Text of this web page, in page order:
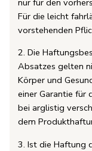
Für die leicht
vorstehenden
2. Die
Absatzes gelten
Körper und
einer Garantie für
bei arglistig
dem
3. Ist die Haftung